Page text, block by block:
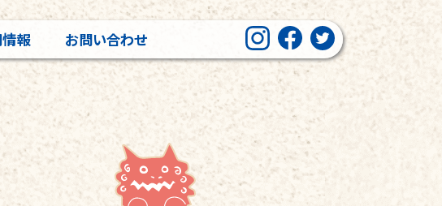
報 お問い合わせ